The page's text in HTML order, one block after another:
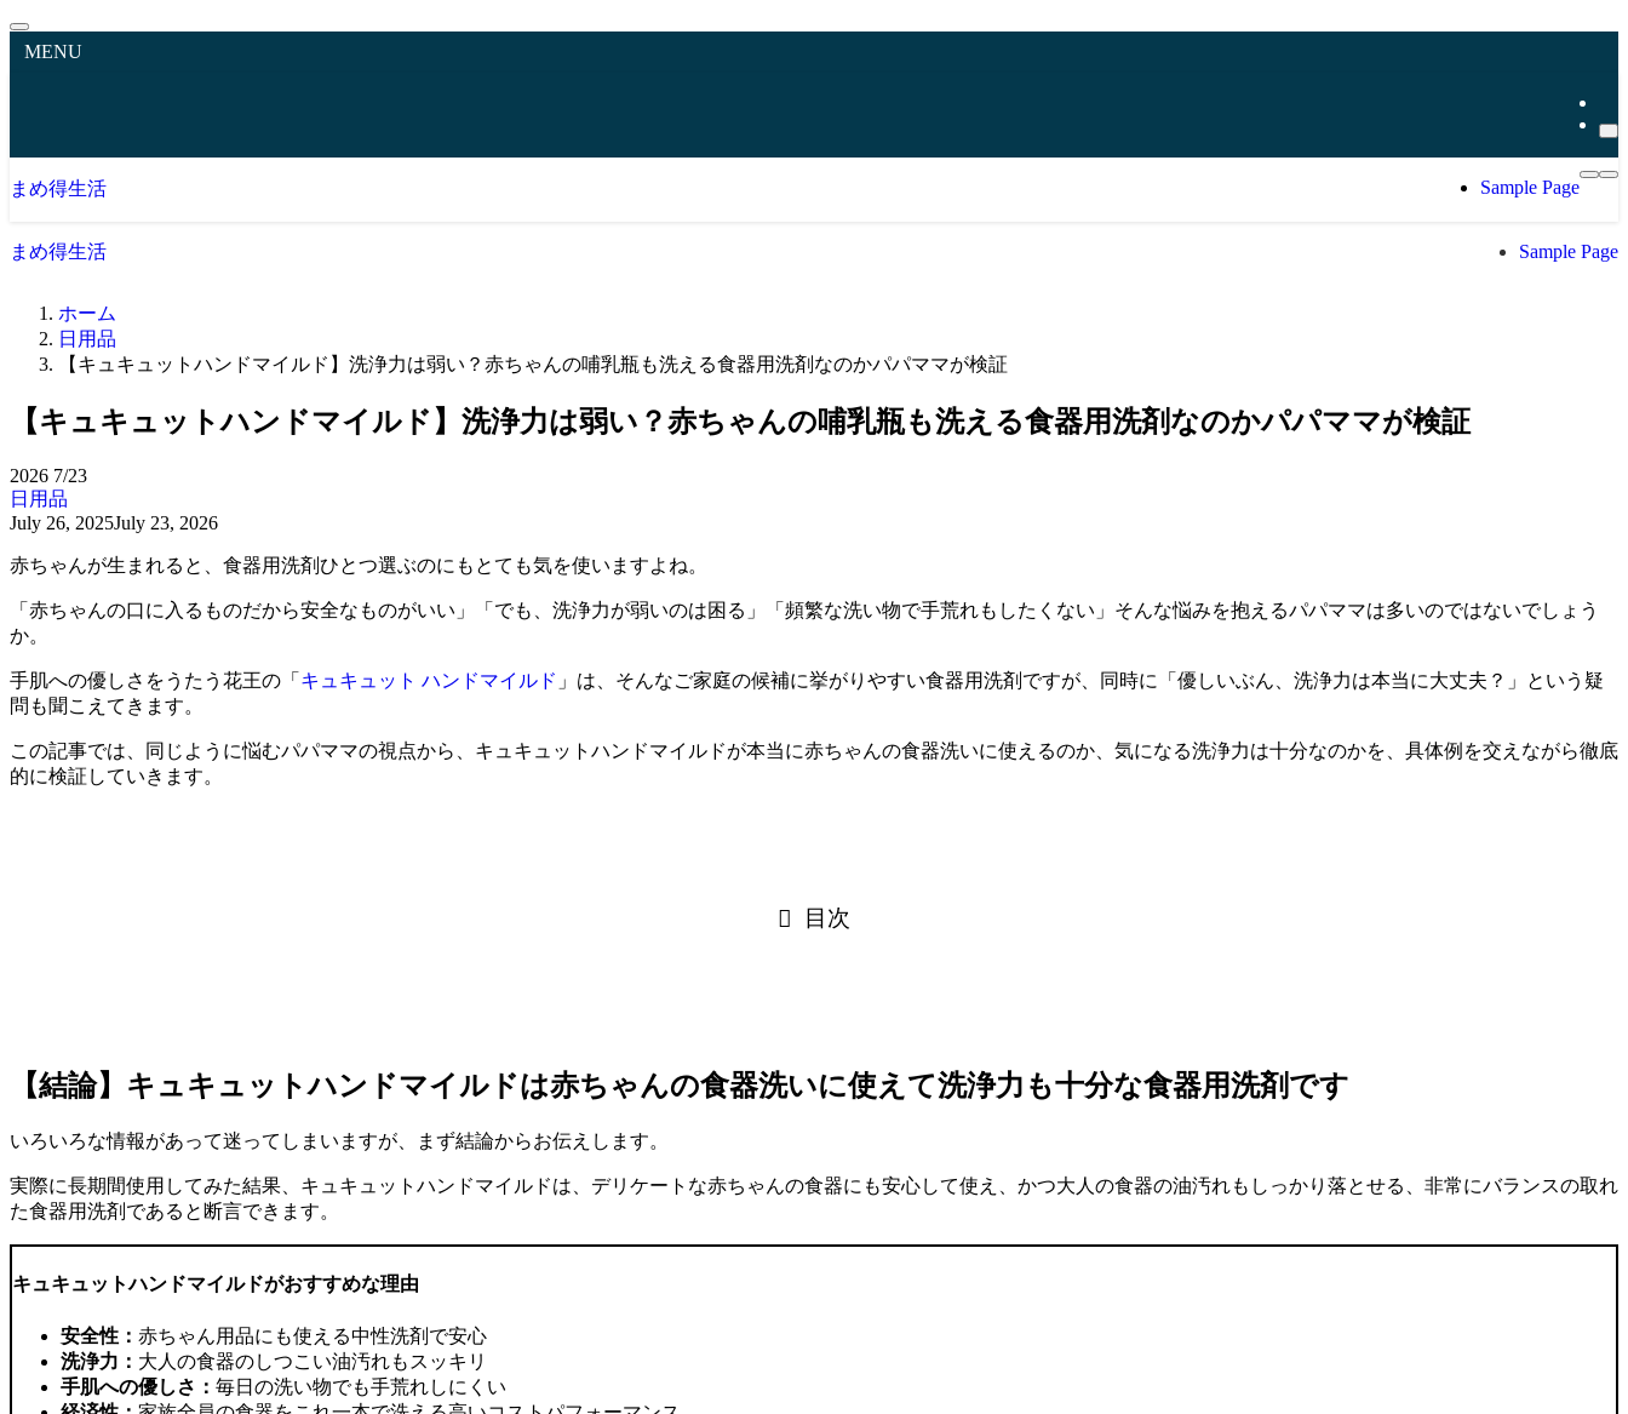
MENU
まめ得生活 Sample Page
まめ得生活 Sample Page
ホーム
日用品
【キュキュットハンドマイルド】洗浄力は弱い？赤ちゃんの哺乳瓶も洗える食器用洗剤なのかパパママが検証
【キュキュットハンドマイルド】洗浄力は弱い？赤ちゃんの哺乳瓶も洗える食器用洗剤なのかパパママが検証
2026 7/23
日用品
July 26, 2025July 23, 2026
赤ちゃんが生まれると、食器用洗剤ひとつ選ぶのにもとても気を使いますよね。
「赤ちゃんの口に入るものだから安全なものがいい」「でも、洗浄力が弱いのは困る」「頻繁な洗い物で手荒れもしたくない」そんな悩みを抱えるパパママは多いのではないでしょう
か。
手肌への優しさをうたう花王の「 キュキュット ハンドマイルド 」は、そんなご家庭の候補に挙がりやすい食器用洗剤ですが、同時に「優しいぶん、洗浄力は本当に大丈夫？」という疑
問も聞こえてきます。
この記事では、同じように悩むパパママの視点から、キュキュットハンドマイルドが本当に赤ちゃんの食器洗いに使えるのか、気になる洗浄力は十分なのかを、具体例を交えながら徹底
的に検証していきます。
目次
【結論】キュキュットハンドマイルドは赤ちゃんの食器洗いに使えて洗浄力も十分な食器用洗剤です
いろいろな情報があって迷ってしまいますが、まず結論からお伝えします。
実際に長期間使用してみた結果、キュキュットハンドマイルドは、 デリケートな赤ちゃんの食器にも安心して使え、かつ大人の食器の油汚れもしっかり落とせる
、非常にバランスの取れ
た食器用洗剤であると断言できます。
キュキュットハンドマイルドがおすすめな理由
安全性： 赤ちゃん用品にも使える中性洗剤で安心
洗浄力： 大人の食器のしつこい油汚れもスッキリ
手肌への優しさ： 毎日の洗い物でも手荒れしにくい